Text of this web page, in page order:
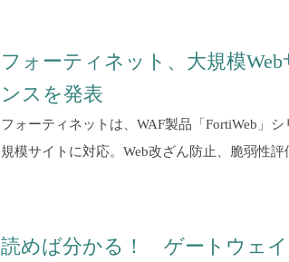
フォーティネット、大規模
ンスを発表
フォーティネットは、WAF製品「FortiWeb」
規模サイトに対応。Web改ざん防止、脆弱性
読めば分かる！ ゲートウェ